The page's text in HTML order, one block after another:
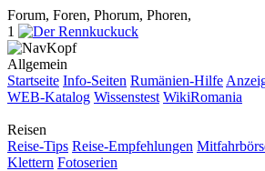
Forum, Foren, Phorum, Phoren,
1
Allgemein
Startseite Info-Seiten Rumänien-Hilfe
WEB-Katalog Wissenstest WikiRomania
Reisen
Reise-Tips Reise-Empfehlungen
Klettern Fotoserien